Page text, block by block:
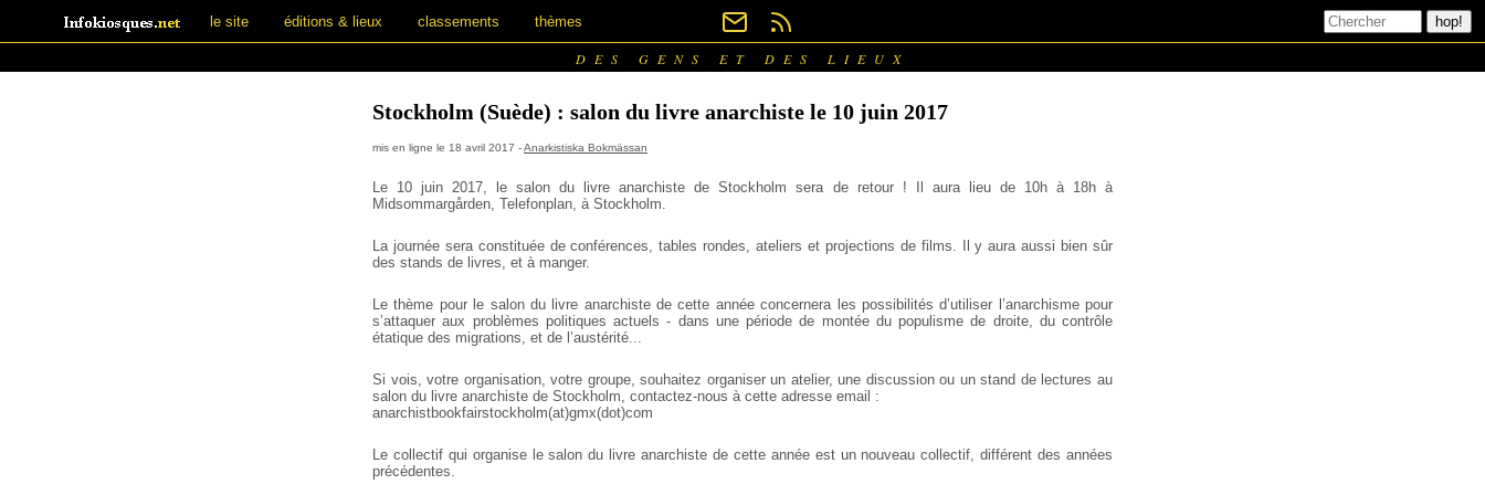
le site éditions & lieux classements thèmes
DES GENS ET DES LIEUX
Stockholm (Suède) : salon du livre anarchiste le 10 juin 2017
mis en ligne le 18 avril 2017 -Anarkistiska Bokmässan
Le 10 juin 2017, le salon du livre anarchiste de Stockholm sera de retour ! Il aura lieu de 10h à 18h à
Midsommargården, Telefonplan, à Stockholm.
La journée sera constituée de conférences, tables rondes, ateliers et projections de films. Il y aura aussi bien sûr
des stands de livres, et à manger.
Le thème pour le salon du livre anarchiste de cette année concernera les possibilités d’utiliser l’anarchisme pour
s’attaquer aux problèmes politiques actuels - dans une période de montée du populisme de droite, du contrôle
étatique des migrations, et de l’austérité...
Si vois, votre organisation, votre groupe, souhaitez organiser un atelier, une discussion ou un stand de lectures au
salon du livre anarchiste de Stockholm, contactez-nous à cette adresse email :
anarchistbookfairstockholm(at)gmx(dot)com
Le collectif qui organise le salon du livre anarchiste de cette année est un nouveau collectif, différent des années
précédentes.